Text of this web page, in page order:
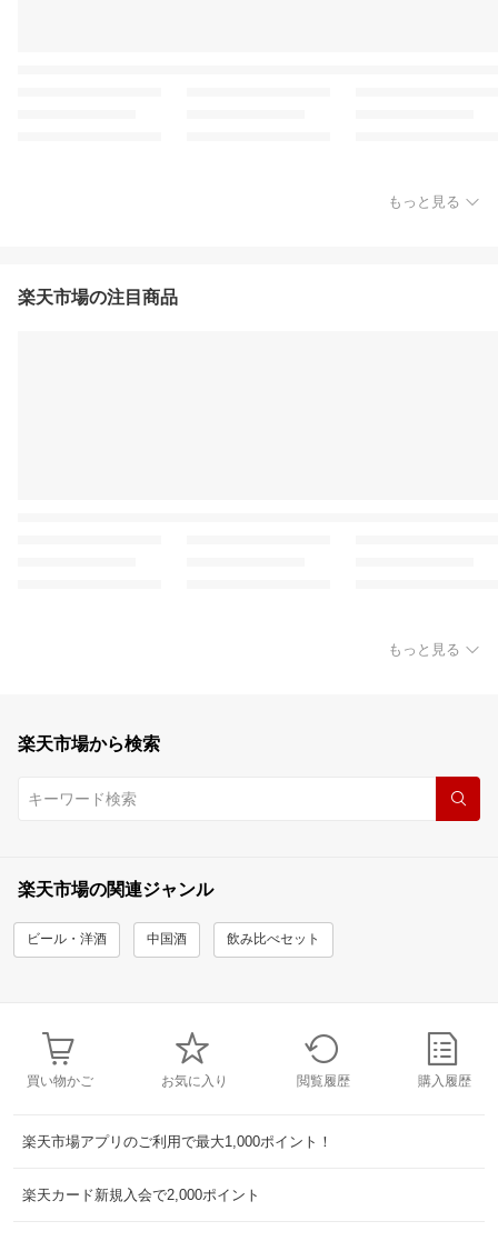
もっと見る
楽天市場の注目商品
もっと見る
楽天市場から検索
楽天市場の関連ジャンル
ビール・洋酒 中国酒 飲み比べセット
買い物かご お気に入り 閲覧履歴 購入履歴
楽天市場アプリのご利用で最大1,000ポイント！
楽天カード新規入会で2,000ポイント